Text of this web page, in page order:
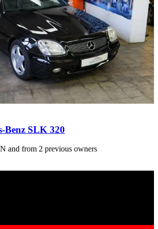
Benz SLK 320
and from 2 previous owners